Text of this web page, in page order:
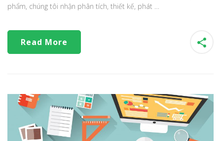
phẩm, chúng tôi nhận phân tích, thiết kế, phát …
Read More